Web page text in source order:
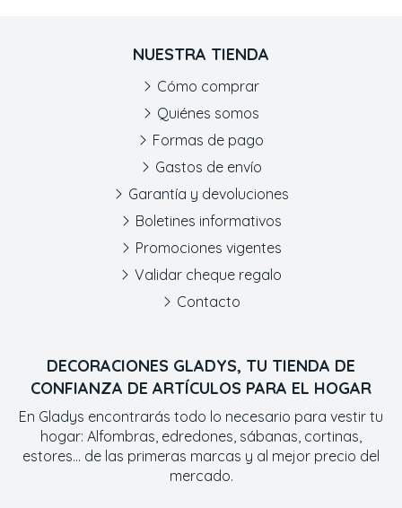
DECORACIONES GLADYS, TU TIENDA DE
CONFIANZA DE ARTÍCULOS PARA EL HOGAR
En Gladys encontrarás todo lo necesario para vestir tu
hogar: Alfombras, edredones, sábanas, cortinas,
estores... de las primeras marcas y al mejor precio del
mercado.
NUESTRA TIENDA
Cómo comprar
Quiénes somos
Formas de pago
Gastos de envío
Garantía y devoluciones
Boletines informativos
Promociones vigentes
Validar cheque regalo
Contacto